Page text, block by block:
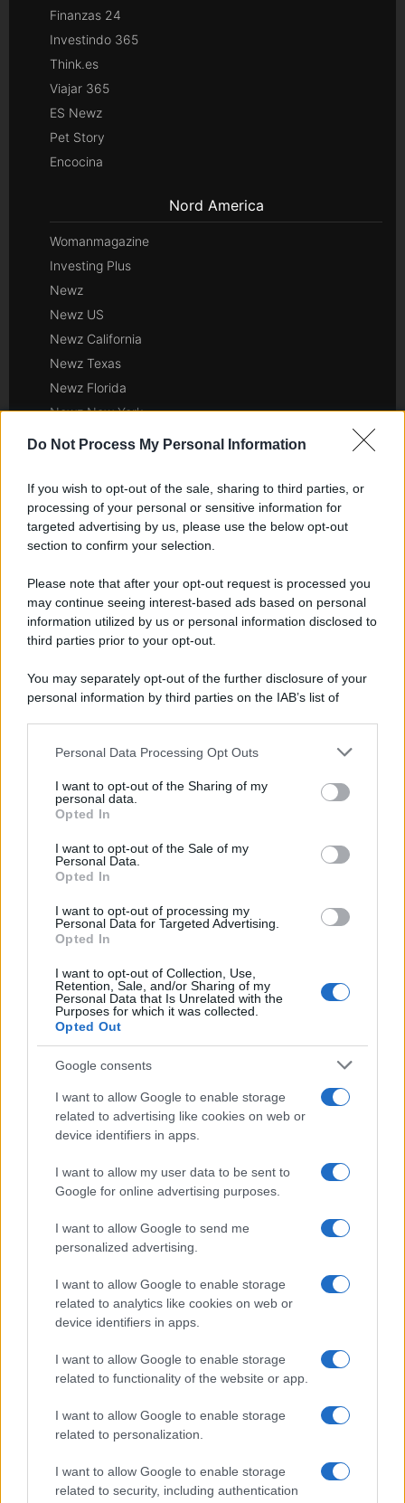
Do Not Process My Personal Information
If you wish to opt-out of the sale, sharing to third parties, or
processing of your personal or sensitive information for
targeted advertising by us, please use the below opt-out
section to confirm your selection.
Please note that after your opt-out request is processed you
may continue seeing interest-based ads based on personal
information utilized by us or personal information disclosed to
third parties prior to your opt-out.
You may separately opt-out of the further disclosure of your
personal information by third parties on the IAB’s list of
This information may also be disclosed by us to third parties
disclose it to other third parties.
Please note that this website/app uses one or more Google
services and may gather and store information including but
not limited to your visit or usage behaviour. You may click to
grant or deny consent to Google and its third-party tags to
consent section.
Personal Data Processing Opt Outs
I want to opt-out of the Sharing of my
personal data.
Opted In
I want to opt-out of the Sale of my
Personal Data.
Opted In
I want to opt-out of processing my
Personal Data for Targeted Advertising.
Opted In
I want to opt-out of Collection, Use,
Retention, Sale, and/or Sharing of my
Personal Data that Is Unrelated with the
Purposes for which it was collected.
Opted Out
Google consents
I want to allow Google to enable storage
related to advertising like cookies on web or
device identifiers in apps.
I want to allow my user data to be sent to
Google for online advertising purposes.
I want to allow Google to send me
personalized advertising.
I want to allow Google to enable storage
related to analytics like cookies on web or
device identifiers in apps.
I want to allow Google to enable storage
related to functionality of the website or app.
I want to allow Google to enable storage
related to personalization.
I want to allow Google to enable storage
related to security, including authentication
Finanzas 24
Investindo 365
Think.es
Viajar 365
ES Newz
Pet Story
Encocina
Nord America
Womanmagazine
Investing Plus
Newz
Newz US
Newz California
Newz Texas
Newz Florida
Newz New York
Newz Pennsylvania
Newz Ohio
Gameland
Hig Tech Mag
Lgbtqia News
Motors Magazine 365
Day Travel 365
Cineverse Magazine
SecondHomeMagazine
Francia
Investieren24
News Hub UK
Lgbtq News
Investeren 24
NL Newz